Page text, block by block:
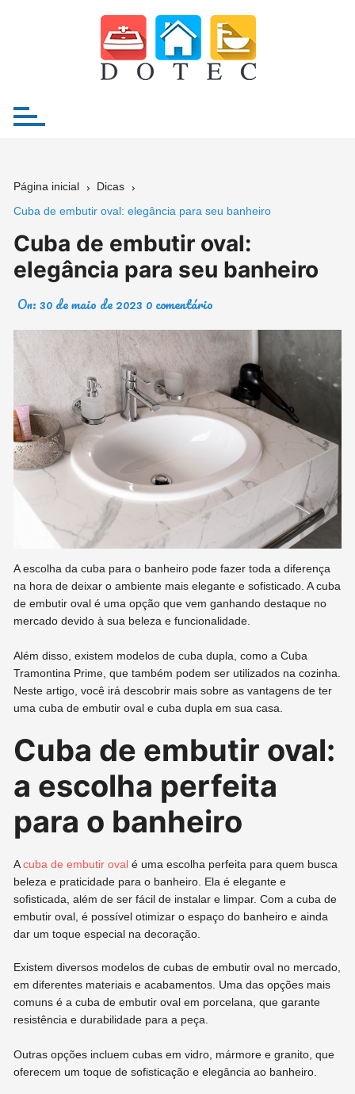
Página inicial
Dicas
Cuba de embutir oval: elegância para seu banheiro
Cuba de embutir oval:
elegância para seu banheiro
On:30 de maio de 2023 0 comentário
A escolha da cuba para o banheiro pode fazer toda a diferença
na hora de deixar o ambiente mais elegante e sofisticado. A cuba
de embutir oval é uma opção que vem ganhando destaque no
mercado devido à sua beleza e funcionalidade.
Além disso, existem modelos de cuba dupla, como a Cuba
Tramontina Prime, que também podem ser utilizados na cozinha.
Neste artigo, você irá descobrir mais sobre as vantagens de ter
uma cuba de embutir oval e cuba dupla em sua casa.
Cuba de embutir oval:
a escolha perfeita
para o banheiro
Acuba de embutir oval é uma escolha perfeita para quem busca
beleza e praticidade para o banheiro. Ela é elegante e
sofisticada, além de ser fácil de instalar e limpar. Com a cuba de
embutir oval, é possível otimizar o espaço do banheiro e ainda
dar um toque especial na decoração.
Existem diversos modelos de cubas de embutir oval no mercado,
em diferentes materiais e acabamentos. Uma das opções mais
comuns é a cuba de embutir oval em porcelana, que garante
resistência e durabilidade para a peça.
Outras opções incluem cubas em vidro, mármore e granito, que
oferecem um toque de sofisticação e elegância ao banheiro.